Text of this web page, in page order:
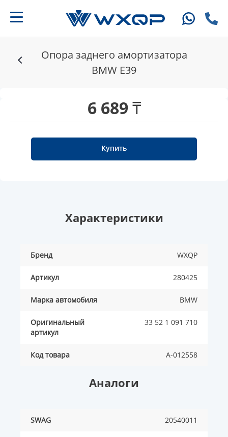
Опора заднего амортизатора
BMW E39
6 689 ₸
Купить
Характеристики
Бренд WXQP
Артикул 280425
Марка автомобиля BMW
Оригинальный
артикул
33 52 1 091 710
Код товара A-012558
Аналоги
SWAG 20540011